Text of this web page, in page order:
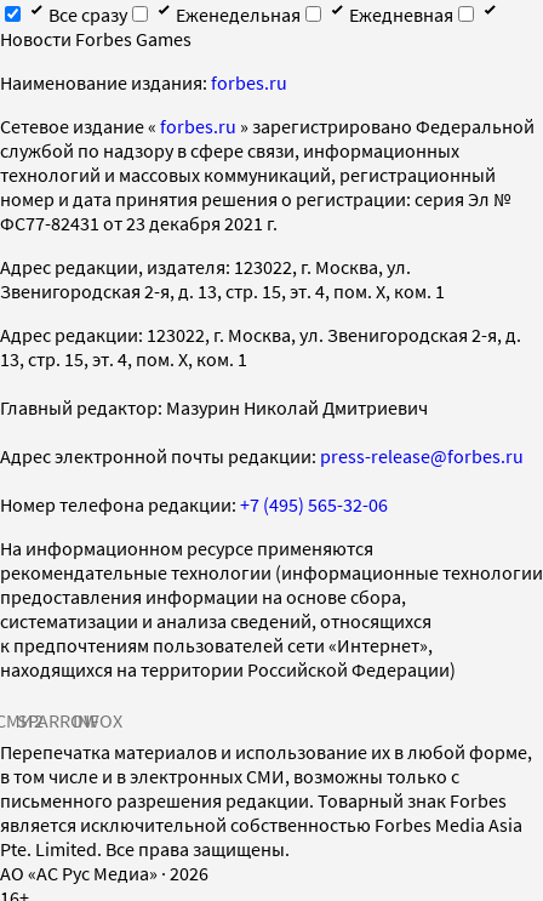
Все сразу
Еженедельная
Ежедневная
Новости Forbes Games
Наименование издания: forbes.ru
Cетевое издание « forbes.ru » зарегистрировано Федеральной
службой по надзору в сфере связи, информационных
технологий и массовых коммуникаций, регистрационный
номер и дата принятия решения о регистрации: серия Эл №
ФС77-82431 от 23 декабря 2021 г.
Адрес редакции, издателя: 123022, г. Москва, ул.
Звенигородская 2-я, д. 13, стр. 15, эт. 4, пом. X, ком. 1
Адрес редакции: 123022, г. Москва, ул. Звенигородская 2-я, д.
13, стр. 15, эт. 4, пом. X, ком. 1
Главный редактор: Мазурин Николай Дмитриевич
Адрес электронной почты редакции: press-release@forbes.ru
Номер телефона редакции: +7 (495) 565-32-06
На информационном ресурсе применяются
рекомендательные технологии (информационные технологии
предоставления информации на основе сбора,
систематизации и анализа сведений, относящихся
к предпочтениям пользователей сети «Интернет»,
находящихся на территории Российской Федерации)
SPARROWINFOX
Перепечатка материалов и использование их в любой форме,
в том числе и в электронных СМИ, возможны только с
письменного разрешения редакции. Товарный знак Forbes
является исключительной собственностью Forbes Media Asia
Pte. Limited. Все права защищены.
AO «АС Рус Медиа» · 2026